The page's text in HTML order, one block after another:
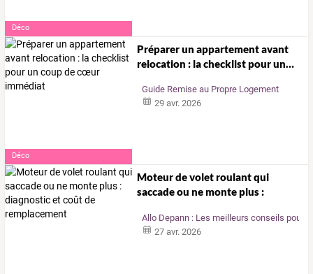
Déco
Déco
Préparerun appartementavant
relocation : lachecklistpourun…
Guide Remise au Propre Logement
29 avr. 2026
Moteurdevoletroulantqui
saccadeou nemonteplus:
Allo Depann : Les meilleurs conseils pour
27 avr. 2026